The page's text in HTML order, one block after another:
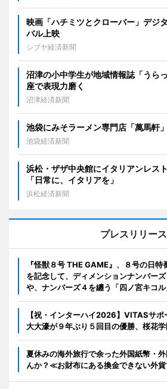
映画「ハチミツとクローバー」デジ
バル上映
シブヤ経済新聞
沼津の小中学生が地域情報誌「う
座で表現力磨く
沼津経済新聞
池袋にみそラーメン専門店「萬馬軒
池袋経済新聞
浜松・ザザ中央館にイタリアンレ
「日常に、イタリアを」
浜松経済新聞
プレスリリース
『怪獣８号 THE GAME』、８号の日
を記念して、ディメンションナンバーズ
や、ナンバーズ４を纏う「四ノ宮キコル
【祝・インターハイ2026】VITASサ
大大濠が９年ぶり５回目の優勝、桜花
夏休みの海外旅行で余った外国紙幣・
んか？≪お財布にある換金できない外